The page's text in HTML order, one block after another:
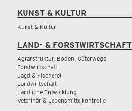
KUNST & KULTUR
Kunst & Kultur
LAND- & FORSTWIRTSCHAFT
Agrarstruktur, Boden, Güterwege
Forstwirtschaft
Jagd & Fischerei
Landwirtschaft
Ländliche Entwicklung
Veterinär & Lebensmittelkontrolle